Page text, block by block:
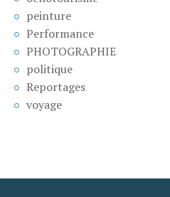
peinture
Performance
PHOTOGRAPHIE
politique
Reportages
voyage